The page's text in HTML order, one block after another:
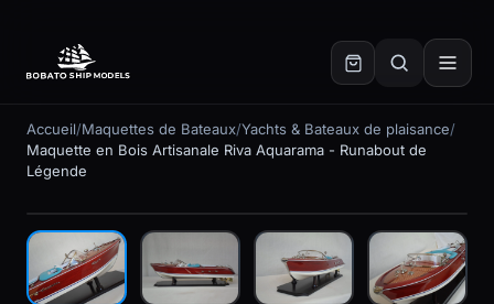
Accueil/Maquettes de Bateaux/Yachts & Bateaux de plaisance/
Maquette en Bois Artisanale Riva Aquarama - Runabout de
Légende
En stock